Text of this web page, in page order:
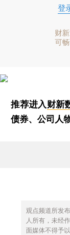
登
财
可
推荐进入财新
债券、公司人
观点频道所发
人所有，未经
面媒体不得予